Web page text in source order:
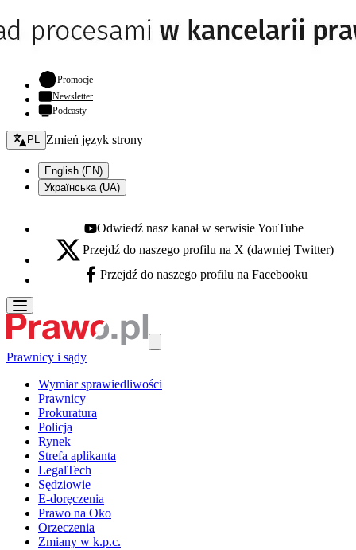
Promocje- otwiera się w nowej karcie
Newsletter
Podcasty
Zmień język - bieżący:
PL Zmień język strony
English (EN)
Українська (UA)
Youtube - otwiera się w nowej karcie
Odwiedź nasz kanał w serwisie YouTube
X - otwiera się w nowej karcie
Przejdź do naszego profilu na X (dawniej Twitter)
Facebook - otwiera się w nowej karcie
Przejdź do naszego profilu na Facebooku
Prawnicy i sądy
Wymiar sprawiedliwości
Prawnicy
Prokuratura
Policja
Rynek
Strefa aplikanta
LegalTech
Sędziowie
E-doręczenia
Prawo na Oko
Orzeczenia
Zmiany w k.p.c.